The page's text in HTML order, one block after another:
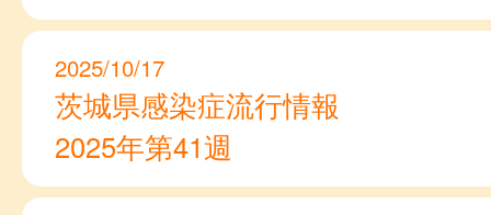
2025/10/17
茨城県感染症流行情報
2025年第41週